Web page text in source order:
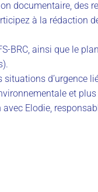
documentaire, des
à la rédaction
BRC, ainsi que le
d’urgence
et
Elodie,